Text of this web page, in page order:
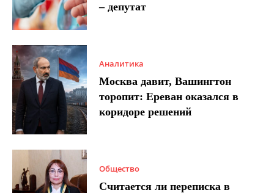
– депутат
Аналитика
Москва давит, Вашингтон
торопит: Ереван оказался в
коридоре решений
Общество
Считается ли переписка в